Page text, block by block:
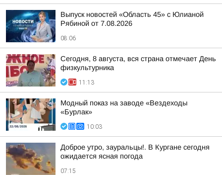
Выпуск новостей «Область 45» с Юлианой
Рябиной от 7.08.2026
08:06
Сегодня, 8 августа, вся страна отмечает День
физкультурника
11:13
Модный показ на заводе «Вездеходы
«Бурлак»
10:03
Доброе утро, зауральцы!. В Кургане сегодня
ожидается ясная погода
07:15